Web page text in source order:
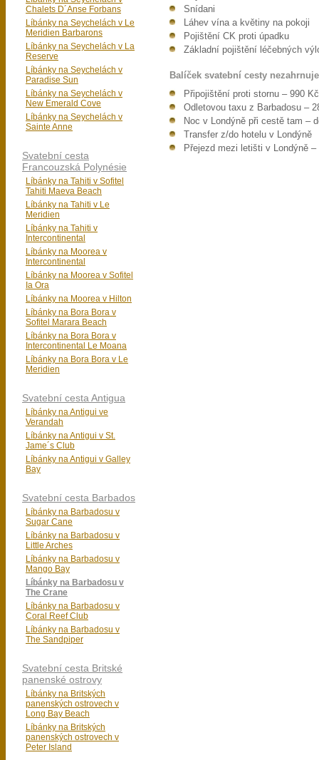
Snídani
Láhev vína a květiny na pokoji
Pojištění CK proti úpadku
Základní pojištění léčebných
Balíček svatební cesty
Připojištění proti stornu – 990
Odletovou taxu z Barbadosu –
Noc v Londýně při cestě tam –
Transfer z/do hotelu v Londýně
Přejezd mezi letišti v Londýně
Chalets D´Anse Forbans
Líbánky na Seychelách v Le
Meridien Barbarons
Líbánky na Seychelách v La
Reserve
Líbánky na Seychelách v
Paradise Sun
Líbánky na Seychelách v
New Emerald Cove
Líbánky na Seychelách v
Sainte Anne
Svatební cesta
Francouzská Polynésie
Líbánky na Tahiti v Sofitel
Tahiti Maeva Beach
Líbánky na Tahiti v Le
Meridien
Líbánky na Tahiti v
Intercontinental
Líbánky na Moorea v
Intercontinental
Líbánky na Moorea v Sofitel
Ia Ora
Líbánky na Moorea v Hilton
Líbánky na Bora Bora v
Sofitel Marara Beach
Líbánky na Bora Bora v
Intercontinental Le Moana
Líbánky na Bora Bora v Le
Meridien
Svatební cesta Antigua
Líbánky na Antigui ve
Verandah
Líbánky na Antigui v St.
Jame´s Club
Líbánky na Antigui v Galley
Bay
Svatební cesta Barbados
Líbánky na Barbadosu v
Sugar Cane
Líbánky na Barbadosu v
Little Arches
Líbánky na Barbadosu v
Mango Bay
Líbánky na Barbadosu v
The Crane
Líbánky na Barbadosu v
Coral Reef Club
Líbánky na Barbadosu v
The Sandpiper
Svatební cesta Britské
panenské ostrovy
Líbánky na Britských
panenských ostrovech v
Long Bay Beach
Líbánky na Britských
panenských ostrovech v
Peter Island